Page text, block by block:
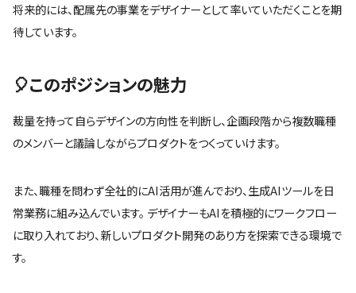
将来的には、配属先の事業をデザイナーとして率いていただくことを期
待しています。
🎈このポジションの魅力
裁量を持って自らデザインの方向性を判断し、企画段階から複数職種
のメンバーと議論しながらプロダクトをつくっていけます。
また、職種を問わず全社的にAI活用が進んでおり、生成AIツールを日
常業務に組み込んでいます。 デザイナーもAIを積極的にワークフロー
に取り入れており、新しいプロダクト開発のあり方を探索できる環境で
す。